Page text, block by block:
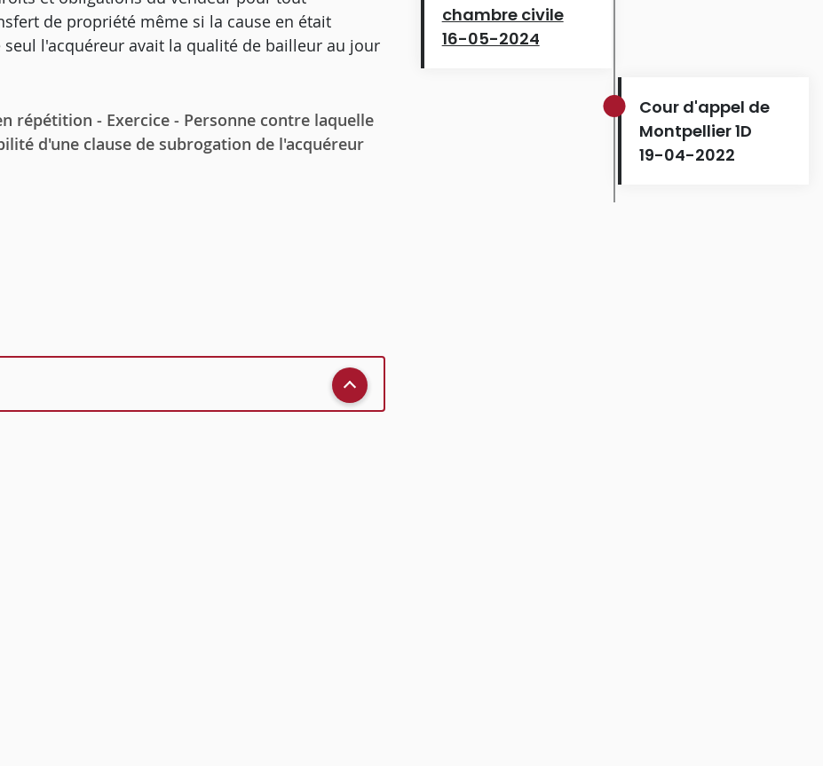
de propriété même si la cause en était
l'acquéreur avait la qualité de bailleur au jour
répétition - Exercice - Personne contre laquelle
d'une clause de subrogation de l'acquéreur
chambre civile
16-05-2024
Cour d'appel de
Montpellier 1D
19-04-2022